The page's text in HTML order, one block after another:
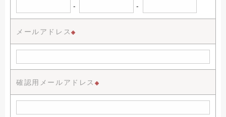
- -
メールアドレス※
確認用メールアドレス ※